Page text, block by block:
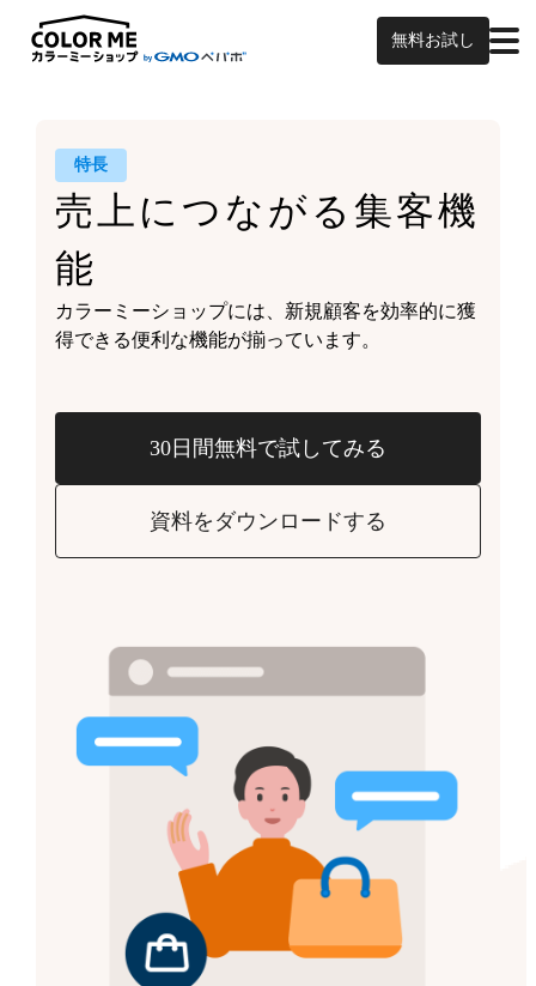
無料お試し
特長
売上につながる集客機
能
カラーミーショップには、 新規顧客を効率的に獲
得できる便利な機能が揃っています。
30日間無料で試してみる
資料をダウンロードする